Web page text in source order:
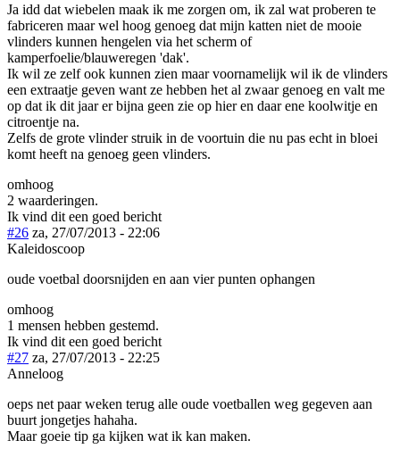
Ja idd dat wiebelen maak ik me zorgen om, ik zal wat proberen te
fabriceren maar wel hoog genoeg dat mijn katten niet de mooie
vlinders kunnen hengelen via het scherm of
kamperfoelie/blauweregen 'dak'.
Ik wil ze zelf ook kunnen zien maar voornamelijk wil ik de vlinders
een extraatje geven want ze hebben het al zwaar genoeg en valt me
op dat ik dit jaar er bijna geen zie op hier en daar ene koolwitje en
citroentje na.
Zelfs de grote vlinder struik in de voortuin die nu pas echt in bloei
komt heeft na genoeg geen vlinders.
omhoog
2 waarderingen.
Ik vind dit een goed bericht
#26 za, 27/07/2013 - 22:06
Kaleidoscoop
oude voetbal doorsnijden en aan vier punten ophangen
omhoog
1 mensen hebben gestemd.
Ik vind dit een goed bericht
#27 za, 27/07/2013 - 22:25
Anneloog
oeps net paar weken terug alle oude voetballen weg gegeven aan
buurt jongetjes hahaha.
Maar goeie tip ga kijken wat ik kan maken.